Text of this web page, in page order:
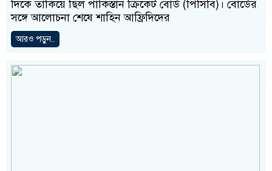
দিকে তাকিয়ে ছিল পাকিস্তান ক্রিকেট বোর্ড (পিসিবি)। বোর্ডের
সঙ্গে আলোচনা শেষে শাহিন আফ্রিদিদের
আরও পড়ুন..